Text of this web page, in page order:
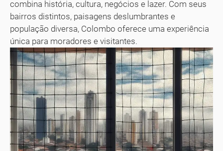
combina história, cultura, negócios e lazer. Com seus
bairros distintos, paisagens deslumbrantes e
população diversa, Colombo oferece uma experiência
única para moradores e visitantes.